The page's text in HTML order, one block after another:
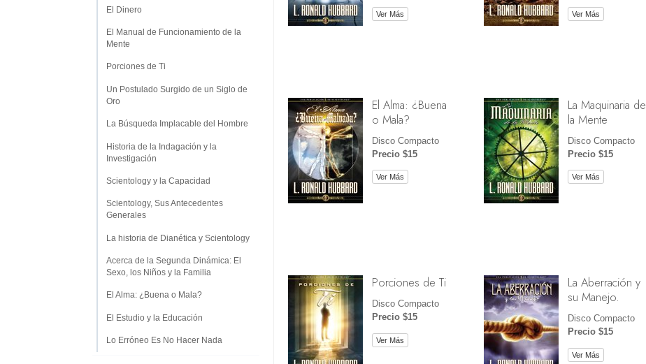
Ver Más Ver Más
El Alma: ¿Buena
o Mala?
Disco Compacto
Precio $15
Ver Más
La Maquinaria de
la Mente
Disco Compacto
Precio $15
Ver Más
Porciones de Ti
Disco Compacto
Precio $15
Ver Más
La Aberración y
su Manejo.
Disco Compacto
Precio $15
Ver Más
El Dinero
El Manual de Funcionamiento de la
Mente
Porciones de Ti
Un Postulado Surgido de un Siglo de
Oro
La Búsqueda Implacable del Hombre
Historia de la Indagación y la
Investigación
Scientology y la Capacidad
Scientology, Sus Antecedentes
Generales
La historia de Dianética y Scientology
Acerca de la Segunda Dinámica: El
Sexo, los Niños y la Familia
El Alma: ¿Buena o Mala?
El Estudio y la Educación
Lo Erróneo Es No Hacer Nada